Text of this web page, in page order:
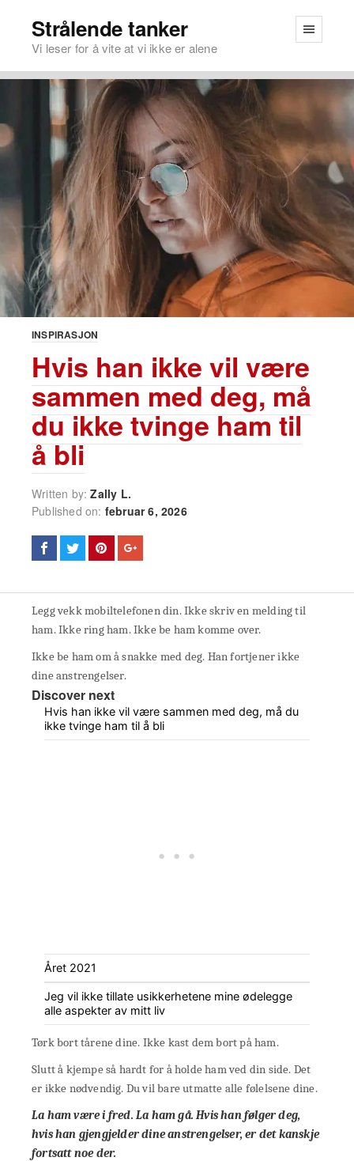
Strålende tanker
Vi leser for å vite at vi ikke er alene
INSPIRASJON
Hvis han ikke vil være
sammen med deg, må
du ikke tvinge ham til
å bli
Written by:Zally L.
Published on: februar 6, 2026
Legg vekk mobiltelefonen din. Ikke skriv en melding til
ham. Ikke ring ham. Ikke be ham komme over.
Ikke be ham om å snakke med deg. Han fortjener ikke
dine anstrengelser.
Discover next
Hvis han ikke vil være sammen med deg, må du
ikke tvinge ham til å bli
Året 2021
Jeg vil ikke tillate usikkerhetene mine ødelegge
alle aspekter av mitt liv
Tørk bort tårene dine. Ikke kast dem bort på ham.
Slutt å kjempe så hardt for å holde ham ved din side. Det
er ikke nødvendig. Du vil bare utmatte alle følelsene dine.
La ham være i fred. La ham gå. Hvis han følger deg,
hvis han gjengjelder dine anstrengelser, er det kanskje
fortsatt noe der.